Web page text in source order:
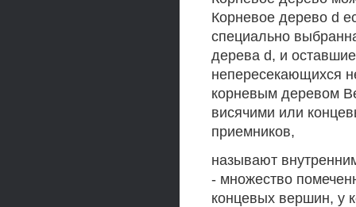
Корневое дерево d
специально
дерева d, и
непересекающихся
корневым деревом
висячими или
приемников,
называют
- множество
концевых вершин, у